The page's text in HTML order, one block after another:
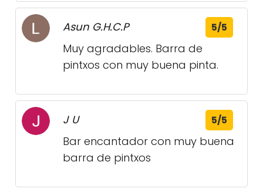
Asun G.H.C.P 5/5
Muy agradables. Barra de
pintxos con muy buena pinta.
J U 5/5
Bar encantador con muy buena
barra de pintxos